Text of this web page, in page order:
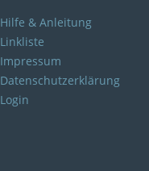
Hilfe & Anleitung
Linkliste
Impressum
Datenschutzerklärung
Login